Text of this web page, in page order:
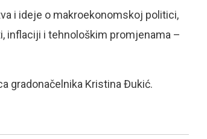
i ideje o makroekonomskoj politici,
inflaciji i tehnološkim promjenama –
gradonačelnika Kristina Đukić.